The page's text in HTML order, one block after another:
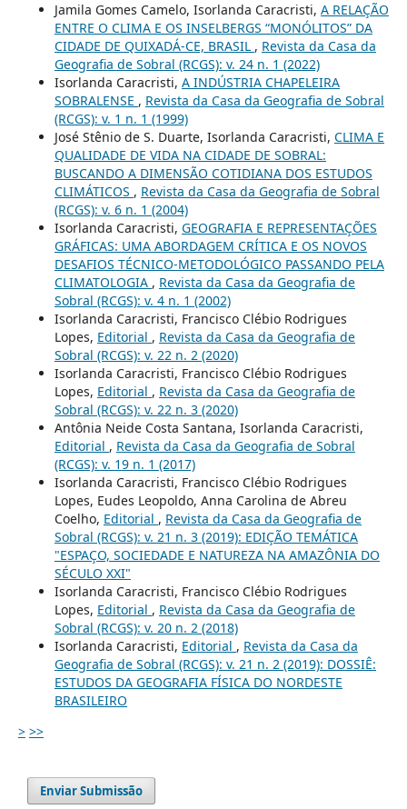
Jamila Gomes Camelo, Isorlanda Caracristi, A RELAÇÃO
ENTRE O CLIMA E OS INSELBERGS “MONÓLITOS” DA
CIDADE DE QUIXADÁ-CE, BRASIL , Revista da Casa da
Geografia de Sobral (RCGS): v. 24 n. 1 (2022)
Isorlanda Caracristi, A INDÚSTRIA CHAPELEIRA
SOBRALENSE , Revista da Casa da Geografia de Sobral
(RCGS): v. 1 n. 1 (1999)
José Stênio de S. Duarte, Isorlanda Caracristi, CLIMA E
QUALIDADE DE VIDA NA CIDADE DE SOBRAL:
BUSCANDO A DIMENSÃO COTIDIANA DOS ESTUDOS
CLIMÁTICOS , Revista da Casa da Geografia de Sobral
(RCGS): v. 6 n. 1 (2004)
Isorlanda Caracristi, GEOGRAFIA E REPRESENTAÇÕES
GRÁFICAS: UMA ABORDAGEM CRÍTICA E OS NOVOS
DESAFIOS TÉCNICO-METODOLÓGICO PASSANDO PELA
CLIMATOLOGIA , Revista da Casa da Geografia de
Sobral (RCGS): v. 4 n. 1 (2002)
Isorlanda Caracristi, Francisco Clébio Rodrigues
Lopes, Editorial , Revista da Casa da Geografia de
Sobral (RCGS): v. 22 n. 2 (2020)
Isorlanda Caracristi, Francisco Clébio Rodrigues
Lopes, Editorial , Revista da Casa da Geografia de
Sobral (RCGS): v. 22 n. 3 (2020)
Antônia Neide Costa Santana, Isorlanda Caracristi,
Editorial , Revista da Casa da Geografia de Sobral
(RCGS): v. 19 n. 1 (2017)
Isorlanda Caracristi, Francisco Clébio Rodrigues
Lopes, Eudes Leopoldo, Anna Carolina de Abreu
Coelho, Editorial , Revista da Casa da Geografia de
Sobral (RCGS): v. 21 n. 3 (2019): EDIÇÃO TEMÁTICA
"ESPAÇO, SOCIEDADE E NATUREZA NA AMAZÔNIA DO
SÉCULO XXI"
Isorlanda Caracristi, Francisco Clébio Rodrigues
Lopes, Editorial , Revista da Casa da Geografia de
Sobral (RCGS): v. 20 n. 2 (2018)
Isorlanda Caracristi, Editorial , Revista da Casa da
Geografia de Sobral (RCGS): v. 21 n. 2 (2019): DOSSIÊ:
ESTUDOS DA GEOGRAFIA FÍSICA DO NORDESTE
BRASILEIRO
> >>
Enviar Submissão